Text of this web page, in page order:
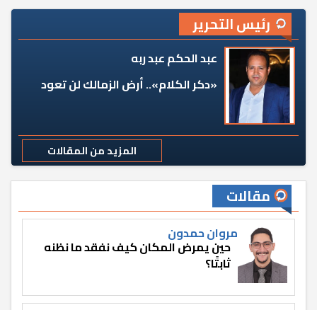
رئيس التحرير
عبد الحكم عبد ربه
«دكر الكلام».. أرض الزمالك لن تعود
المزيد من المقالات
مقالات
مروان حمدون
حين يمرض المكان كيف نفقد ما نظنه
ثابتًا؟